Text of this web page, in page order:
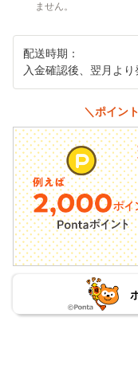
ません。
配送時期：
入金確認後、翌月よ
＼ポイン